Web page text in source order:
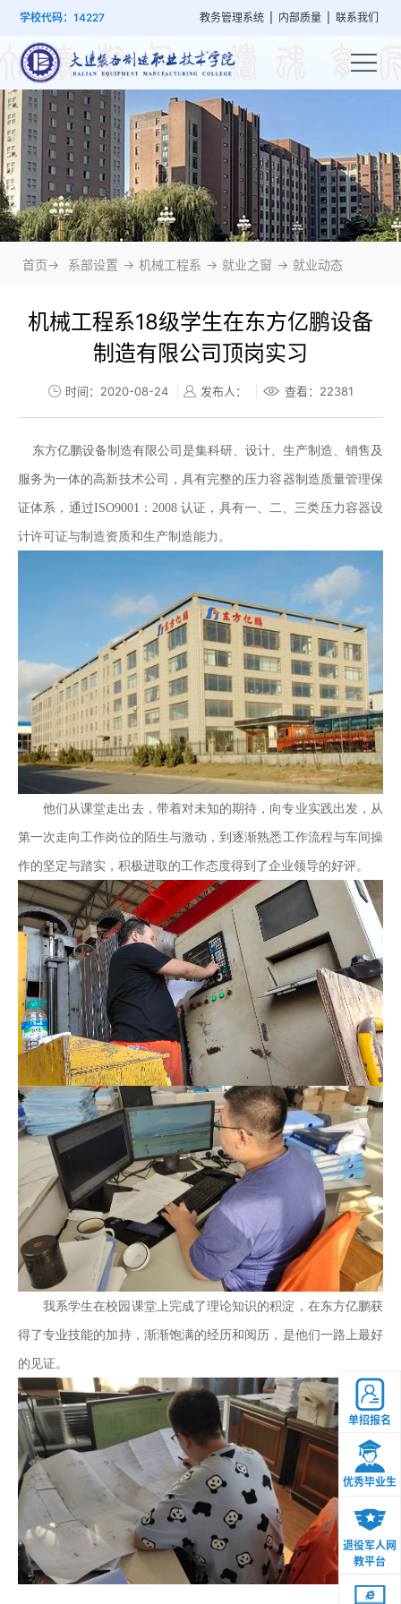
学校代码：14227 教务管理系统 内部质量 联系我们
概
况
建
设
管
理
设
置
工
作
就
业
培
训
首页-> 系部设置 -> 机械工程系 -> 就业之窗 -> 就业动态
机械工程系18级学生在东方亿鹏设备
制造有限公司顶岗实习
时间：2020-08-24 发布人： 查看： 22381
东方亿鹏设备制造有限公司是集科研、设计、生产制造、销售及
服务为一体的高新技术公司，具有完整的压力容器制造质量管理保
证体系，通过ISO9001：2008 认证，具有一、二、三类压力容器设
计许可证与制造资质和生产制造能力。
他们从课堂走出去，带着对未知的期待，向专业实践出发，从
第一次走向工作岗位的陌生与激动，到逐渐熟悉工作流程与车间操
作的坚定与踏实， 积极进取的工作态度得到了企业领导的好评。
我系学生在校园课堂上完成了理论知识的积淀，在东方亿鹏获
得了专业技能的加持，渐渐饱满的经历和阅历，是他们一路上最好
的见证。
单招报名
优秀毕业生
退役军人网
教平台